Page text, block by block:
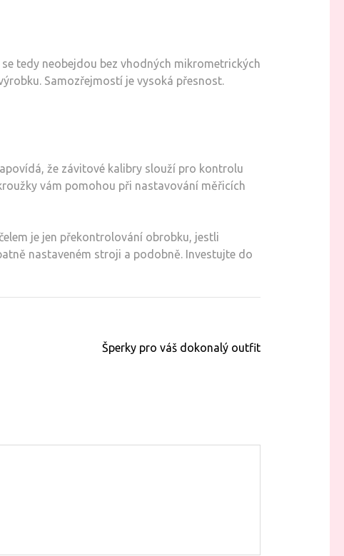
tedy neobejdou bez vhodných mikrometrických
Samozřejmostí je vysoká přesnost.
že závitové kalibry slouží pro kontrolu
vám pomohou při nastavování měřicích
je jen překontrolování obrobku, jestli
nastaveném stroji a podobně. Investujte do
Šperky pro váš dokonalý outfit